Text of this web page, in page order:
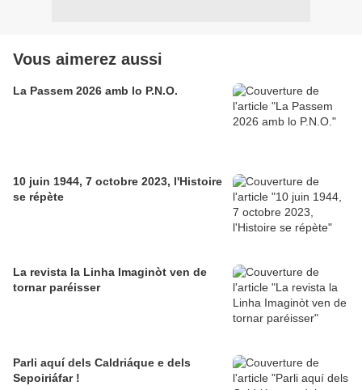
Vous aimerez aussi
La Passem 2026 amb lo P.N.O.
10 juin 1944, 7 octobre 2023, l'Histoire
se répète
La revista la Linha Imaginòt ven de
tornar paréisser
Parli aquí dels Caldriáque e dels
Sepoiriáfar !